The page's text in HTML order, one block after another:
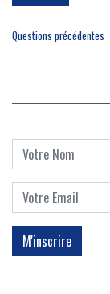
Questions précédentes